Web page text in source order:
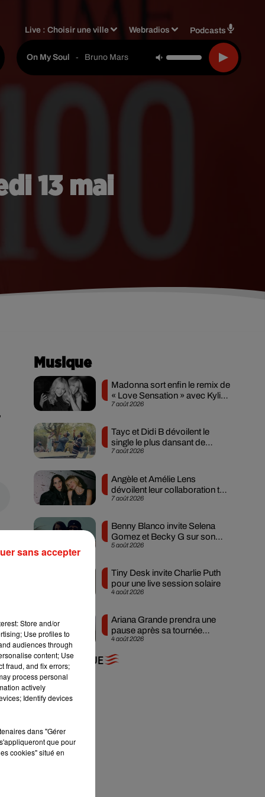
Live :Choisir une ville Webradios Podcasts
On My Soul - Bruno Mars
13 mai
à
Musique
7 août 2026
Madonna sort enfin le remix de
« Love Sensation » avec Kylie
Minogue
7 août 2026
Tayc et Didi B dévoilent le
single le plus dansant de
l’année
7 août 2026
Angèle et Amélie Lens
dévoilent leur collaboration tant
attendue
5 août 2026
Benny Blanco invite Selena
Gomez et Becky G sur son
nouveau single
4 août 2026
Tiny Desk invite Charlie Puth
pour une live session solaire
4 août 2026
Ariana Grande prendra une
pause après sa tournée
mondiale
+ DE MUSIQUE
Store and/or
Use profiles to
audiences through
content; Use
fraud, and fix errors;
process personal
actively
Identify devices
dans "Gérer
que pour
cookies" situé en
sans accepter